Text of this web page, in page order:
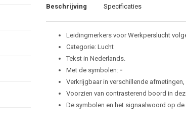
Beschrijving Specificaties
Leidingmerkers voor Werkperslucht
Categorie: Lucht
Tekst in Nederlands.
Met de symbolen: -
Verkrijgbaar in verschillende afmetingen,
Voorzien van contrasterend boord in
De symbolen en het signaalwoord op